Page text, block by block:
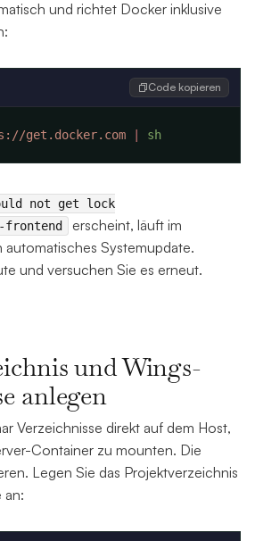
und richtet Docker inklusive
Code kopieren
get.docker.com |
not get lock
erscheint, läuft im
Systemupdate.
und versuchen Sie es erneut.
und Wings-
anlegen
Verzeichnisse direkt auf dem Host,
Container zu mounten. Die
Legen Sie das Projektverzeichnis
an: